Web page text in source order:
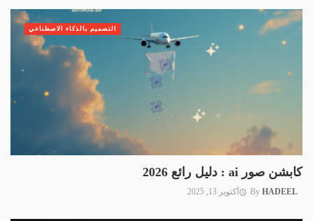
كابشن صور ai : دليل رائع 2026
By HADEEL أكتوبر 13, 2025
التصميم بالذكاء الاصطناعي